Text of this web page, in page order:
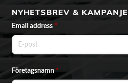
NYHETSBREV &
Email address *
Företagsnamn*